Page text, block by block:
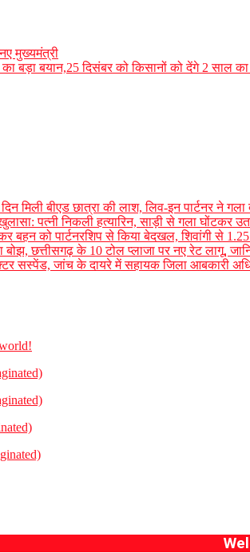
मुख्यमंत्री
बड़ा बयान,25 दिसंबर को किसानों को देंगे 2 साल
मिली बीएड छात्रा की लाश, लिव-इन पार्टनर ने
पत्नी निकली हत्यारिन, साड़ी से गला घोंटकर
बहन को पार्टनरशिप से किया बेदखल, शिवांगी से
छत्तीसगढ़ के 10 टोल प्लाजा पर नए रेट लागू,
सस्पेंड, जांच के दायरे में सहायक जिला आबकारी